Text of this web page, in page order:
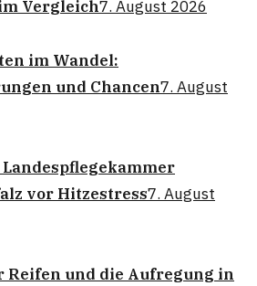
Vergleich7. August 2026
im Wandel:
und Chancen7. August
vor Hitzestress7. August
Reifen und die Aufregung in